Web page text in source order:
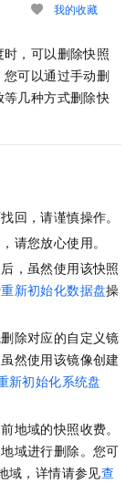
我的收藏
，可以删除快照
可以通过手动删
几种方式删除快
回，请谨慎操作。
请您放心使用。
，虽然使用该快照
重新初始化数据盘操
除对应的自定义镜
然使用该镜像创建
新初始化系统盘
地域的快照收费。
域进行删除。您可
域，详情请参见查